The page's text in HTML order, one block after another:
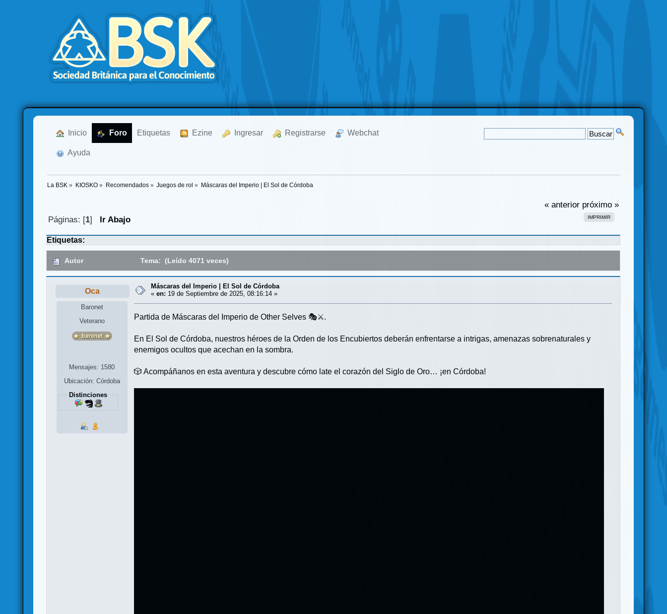
Inicio Foro Etiquetas Ezine Ingresar Registrarse Webchat
Ayuda
La BSK » KIOSKO» Recomendados» Juegos de rol » Máscaras del Imperio | El Sol de Córdoba
« anterior próximo »
IMPRIMIR
Páginas: [1] Ir Abajo
Etiquetas:
Autor Tema: (Leído 4071 veces)
Oca
Baronet
Veterano
Mensajes: 1580
Ubicación: Córdoba
Distinciones
Máscaras del Imperio | El Sol de Córdoba
«en: 19 de Septiembre de 2025, 08:16:14 »
Partida de Máscaras del Imperio de Other Selves 🎭⚔️.
En El Sol de Córdoba, nuestros héroes de la Orden de los Encubiertos deberán enfrentarse a intrigas, amenazas sobrenaturales y
enemigos ocultos que acechan en la sombra.
🎲 Acompáñanos en esta aventura y descubre cómo late el corazón del Siglo de Oro… ¡en Córdoba!